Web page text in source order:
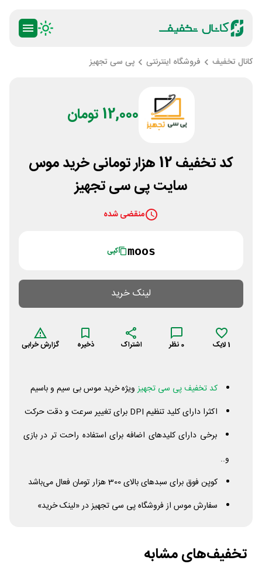
کانال تخفیف فروشگاه اینترنتی پی سی تجهیز
12,000 تومان
کد تخفیف 12 هزار تومانی خرید موس
سایت پی سی تجهیز
منقضی شده
moos کپی
لینک خرید
1لایک 0 نظر اشتراک ذخیره گزارش خرابی
کد تخفیف پی سی تجهیزویژه خرید موس بی سیم و باسیم
اکثرا دارای کلید تنظیم DPI برای تغییر سرعت و دقت حرکت
برخی دارای کلیدهای اضافه برای استفاده راحت تر در بازی
و..
کوپن فوق برای سبدهای بالای 300 هزار تومان فعال می‌باشد
سفارش موس از فروشگاه پی سی تجهیز در «لینک خرید»
تخفیف‌های مشابه